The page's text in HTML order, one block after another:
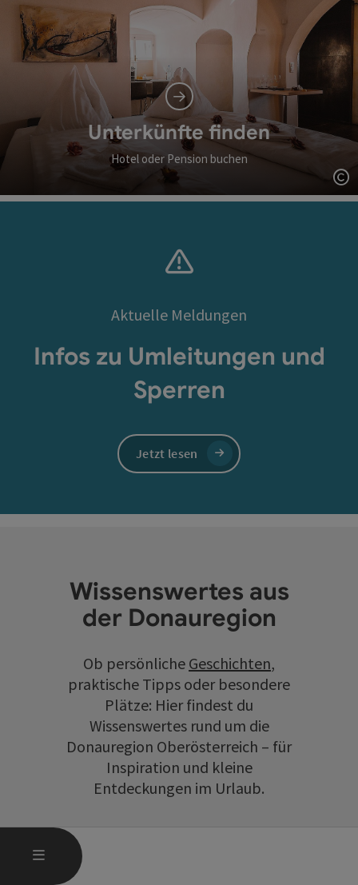
MENÜ
Unterkünfte finden
Hotel oder Pension buchen
Aktuelle Meldungen
Infos zu Umleitungen und
Sperren
Jetzt lesen
Wissenswertes aus
der Donauregion
Ob persönliche Geschichten,
praktische Tipps oder besondere
Plätze: Hier findest du
Wissenswertes rund um die
Donauregion Oberösterreich – für
Inspiration und kleine
Entdeckungen im Urlaub.